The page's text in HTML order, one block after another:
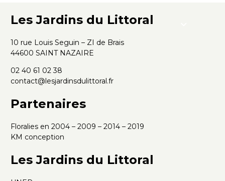
Les Jardins du Littoral
10 rue Louis Seguin – ZI de Brais
44600 SAINT NAZAIRE
02 40 61 02 38
contact@lesjardinsdulittoral.fr
Partenaires
Floralies en 2004 – 2009 – 2014 – 2019
KM conception
Les Jardins du Littoral